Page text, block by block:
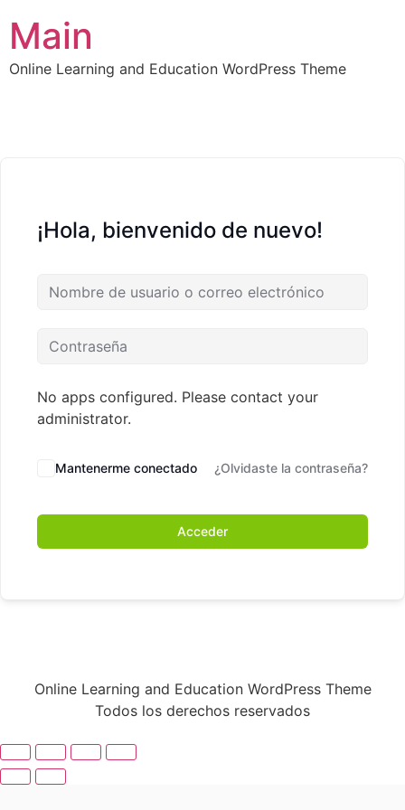
Main
Online Learning and Education WordPress Theme
¡Hola, bienvenido de nuevo!
No apps configured. Please contact your
administrator.
Mantenerme conectado ¿Olvidaste la contraseña?
Acceder
Online Learning and Education WordPress Theme
Todos los derechos reservados